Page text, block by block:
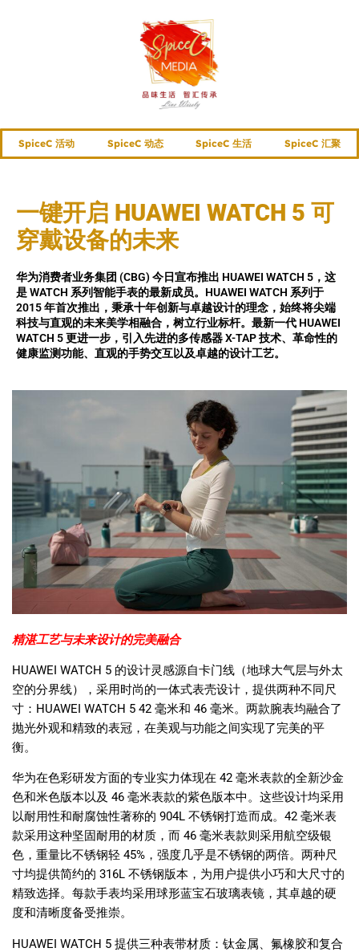
SpiceC 活动 SpiceC 动态 SpiceC 生活 SpiceC 汇聚
一键开启 HUAWEI WATCH 5 可
穿戴设备的未来
华为消费者业务集团 (CBG) 今日宣布推出 HUAWEI WATCH 5，这
是 WATCH 系列智能手表的最新成员。HUAWEI WATCH 系列于
2015 年首次推出，秉承十年创新与卓越设计的理念，始终将尖端
科技与直观的未来美学相融合，树立行业标杆。最新一代 HUAWEI
WATCH 5 更进一步，引入先进的多传感器 X-TAP 技术、革命性的
健康监测功能、直观的手势交互以及卓越的设计工艺。
精湛工艺与未来设计的完美融合
HUAWEI WATCH 5 的设计灵感源自卡门线（地球大气层与外太
空的分界线），采用时尚的一体式表壳设计，提供两种不同尺
寸： HUAWEI WATCH 5 42 毫米和 46 毫米。两款腕表均融合了
抛光外观和精致的表冠，在美观与功能之间实现了完美的平
衡。
华为在色彩研发方面的专业实力体现在 42 毫米表款的全新沙金
色和米色版本以及 46 毫米表款的紫色版本中。这些设计均采用
以耐用性和耐腐蚀性著称的 904L 不锈钢打造而成。 42 毫米表
款采用这种坚固耐用的材质，而 46 毫米表款则采用航空级银
色，重量比不锈钢轻 45% ，强度几乎是不锈钢的两倍。两种尺
寸均提供简约的 316L 不锈钢版本，为用户提供小巧和大尺寸的
精致选择。每款手表均采用球形蓝宝石玻璃表镜，其卓越的硬
度和清晰度备受推崇。
HUAWEI WATCH 5 提供三种表带材质：钛金属、氟橡胶和复合